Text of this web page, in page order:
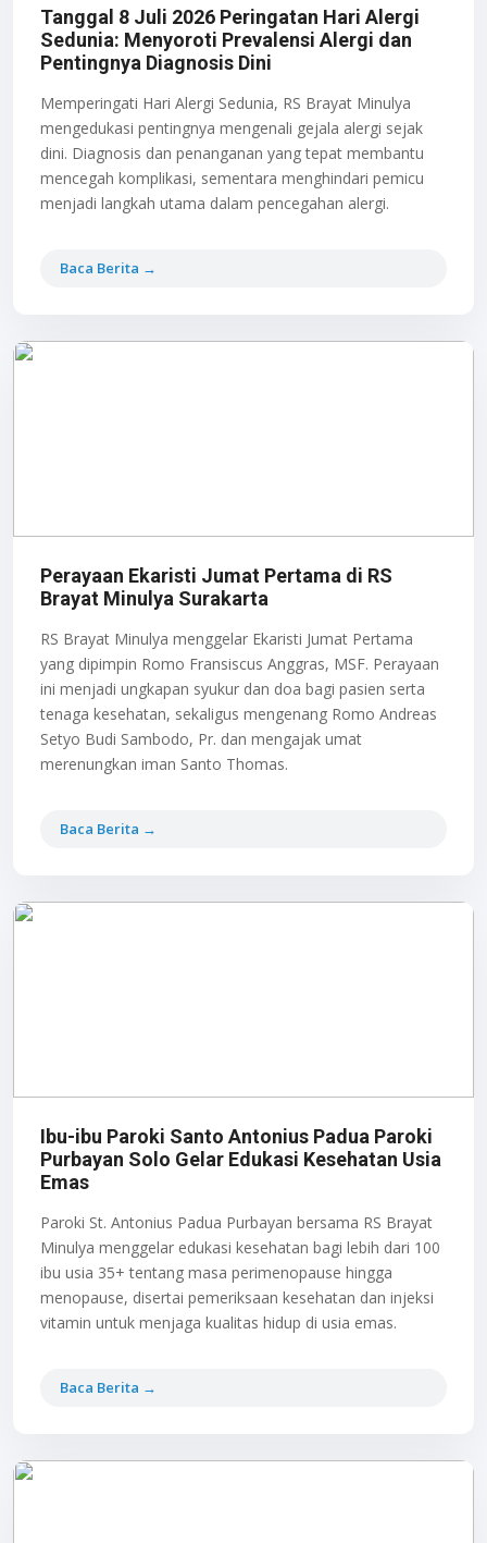
Tanggal 8 Juli 2026 Peringatan Hari Alergi
Sedunia: Menyoroti Prevalensi Alergi dan
Pentingnya Diagnosis Dini
Memperingati Hari Alergi Sedunia, RS Brayat Minulya
mengedukasi pentingnya mengenali gejala alergi sejak
dini. Diagnosis dan penanganan yang tepat membantu
mencegah komplikasi, sementara menghindari pemicu
menjadi langkah utama dalam pencegahan alergi.
Baca Berita →
Perayaan Ekaristi Jumat Pertama di RS
Brayat Minulya Surakarta
RS Brayat Minulya menggelar Ekaristi Jumat Pertama
yang dipimpin Romo Fransiscus Anggras, MSF. Perayaan
ini menjadi ungkapan syukur dan doa bagi pasien serta
tenaga kesehatan, sekaligus mengenang Romo Andreas
Setyo Budi Sambodo, Pr. dan mengajak umat
merenungkan iman Santo Thomas.
Baca Berita →
Ibu-ibu Paroki Santo Antonius Padua Paroki
Purbayan Solo Gelar Edukasi Kesehatan Usia
Emas
Paroki St. Antonius Padua Purbayan bersama RS Brayat
Minulya menggelar edukasi kesehatan bagi lebih dari 100
ibu usia 35+ tentang masa perimenopause hingga
menopause, disertai pemeriksaan kesehatan dan injeksi
vitamin untuk menjaga kualitas hidup di usia emas.
Baca Berita →